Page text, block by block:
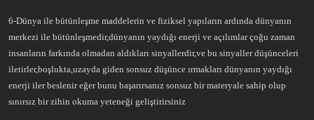
6-Dünya ile bütünleşme maddelerin ve fiziksel yapıların ardında dünyanın
merkezi ile bütünleşmedir,dünyanın yaydığı enerji ve açılımlar çoğu zaman
insanların farkında olmadan aldıkları sinyallerdir,ve bu sinyaller düşünceleri
iletirler,boşlukta,uzayda giden sonsuz düşünce ırmakları dünyanın yaydığı
enerji iler beslenir eğer bunu başarırsanız sonsuz bir materyale sahip olup
sınırsız bir zihin okuma yeteneği geliştirirsiniz